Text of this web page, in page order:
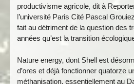
productivisme agricole, dit à
l’université Paris Cité Pascal
fait au détriment de la question des
années qu’est la transition
Nature energy, dont Shell est
d’ores et déjà fonctionner quatorze
méthanisation, essentiellement au